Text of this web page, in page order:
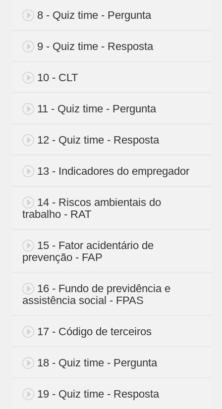
8 - Quiz time - Pergunta
9 - Quiz time - Resposta
10 - CLT
11 - Quiz time - Pergunta
12 - Quiz time - Resposta
13 - Indicadores do empregador
14 - Riscos ambientais do
trabalho - RAT
15 - Fator acidentário de
prevenção - FAP
16 - Fundo de previdência e
assistência social - FPAS
17 - Código de terceiros
18 - Quiz time - Pergunta
19 - Quiz time - Resposta